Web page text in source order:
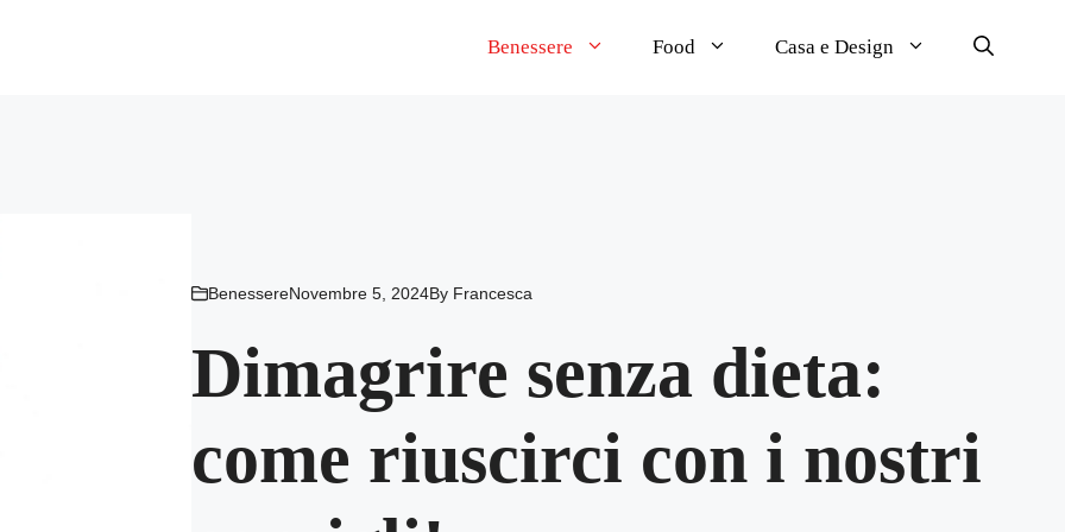
Benessere Food Casa e Design
BenessereNovembre 5, 2024By Francesca
Dimagrire senza dieta:
come riuscirci con i nostri